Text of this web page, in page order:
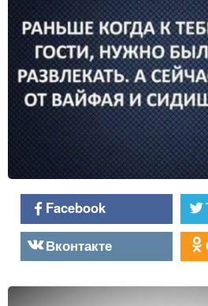
Facebook
Вконтакте